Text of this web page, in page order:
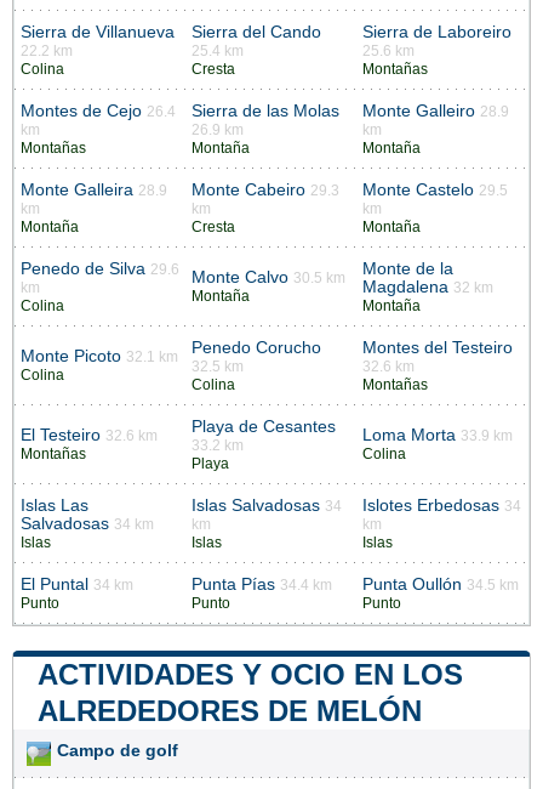
Sierra de Villanueva
22.2 km
Colina
Sierra del Cando
25.4 km
Cresta
Sierra de Laboreiro
25.6 km
Montañas
Montes de Cejo 26.4
km
Montañas
Sierra de las Molas
26.9 km
Montaña
Monte Galleiro 28.9
km
Montaña
Monte Galleira 28.9
km
Montaña
Monte Cabeiro 29.3
km
Cresta
Monte Castelo 29.5
km
Montaña
Penedo de Silva 29.6
km
Colina
Monte Calvo 30.5 km
Montaña
Monte de la
Magdalena 32 km
Montaña
Monte Picoto 32.1 km
Colina
Penedo Corucho
32.5 km
Colina
Montes del Testeiro
32.6 km
Montañas
El Testeiro 32.6 km
Montañas
Playa de Cesantes
33.2 km
Playa
Loma Morta 33.9 km
Colina
Islas Las
Salvadosas 34 km
Islas
Islas Salvadosas 34
km
Islas
Islotes Erbedosas 34
km
Islas
El Puntal
34 km
Punto
Punta Pías 34.4 km
Punto
Punta Oullón 34.5 km
Punto
ACTIVIDADES Y OCIO EN LOS
ALREDEDORES DE MELÓN
Campo de golf